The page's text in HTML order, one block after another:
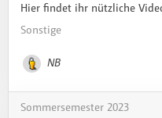
Hier findet ihr nützliche
Sonstige
NB
Sommersemester 2023